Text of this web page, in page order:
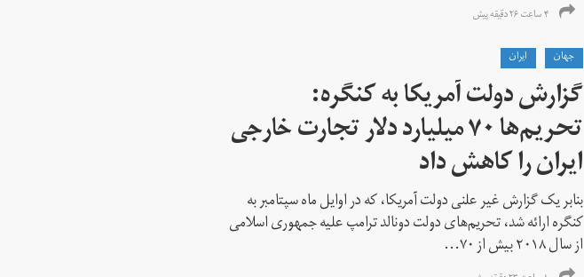
۴ ساعت ۲۶ دقیقه پیش
جهان
ايران
گزارش دولت آمریکا به کنگره:
تحریم‌ها ۷۰ میلیارد دلار تجارت خارجی
ایران را کاهش داد
بنابر یک گزارش غیر علنی دولت آمریکا، که در اوایل ماه سپتامبر به
کنگره ارائه شد، تحریم‌های دولت دونالد ترامپ علیه جمهوری اسلامی
از سال ۲۰۱۸ بیش از ۷۰...